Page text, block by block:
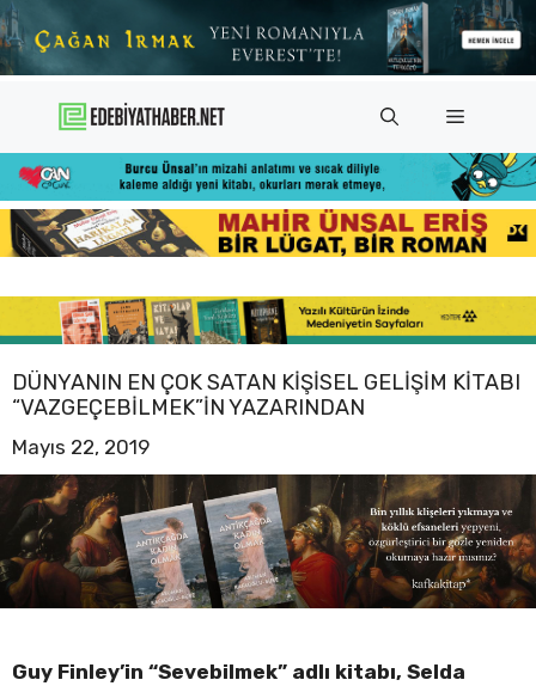
İçeriğe
atla
Menü
DÜNYANIN EN ÇOK SATAN KIŞISEL GELIŞIM KITABI
“VAZGEÇEBILMEK”IN YAZARINDAN
Mayıs 22, 2019
Guy Finley’in “Sevebilmek” adlı kitabı, Selda